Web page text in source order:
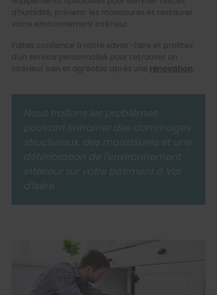
d'humidité, prévenir les moisissures et restaurer
votre environnement intérieur.
Faites confiance à notre savoir-faire et profitez
d'un service personnalisé pour retrouver un
intérieur sain et agréable après une rénovation
Nous traitons les problèmes
pouvant entraîner des dommages
structuraux, des moisissures et une
détérioration de l'environnement
intérieur sur votre bâtiment à Val
d'Isère